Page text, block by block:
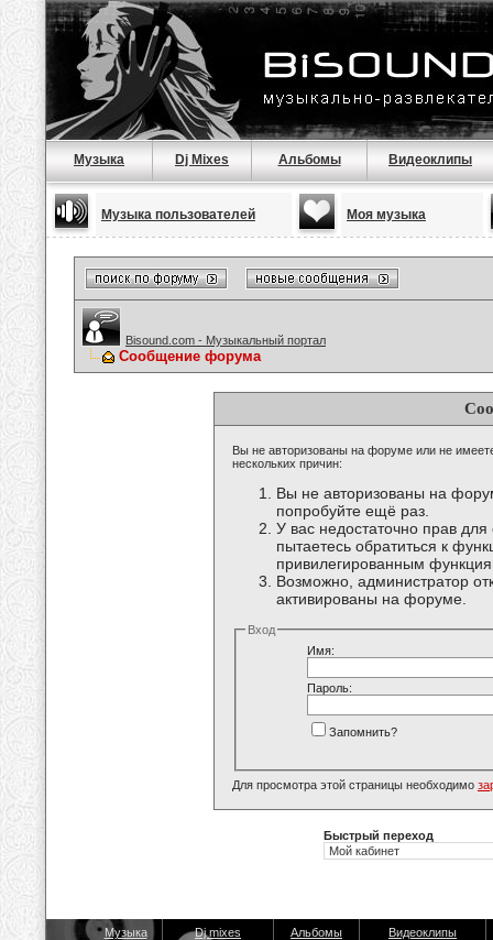
Музыка Dj Mixes Альбомы Видеоклипы
Музыка пользователей Моя музыка
Bisound.com - Музыкальный портал
Сообщение форума
Вы не авторизованы на форуме или не
нескольких причин:
Вы не авторизованы на
попробуйте ещё раз.
У вас недостаточно прав
пытаетесь обратиться к
привилегированным
Возможно, администратор
активированы на форуме.
Вход
Имя:
Пароль:
Запомнить?
Для просмотра этой страницы необходимо
Быстрый переход
Музыка Dj mixes Альбомы Видеоклипы